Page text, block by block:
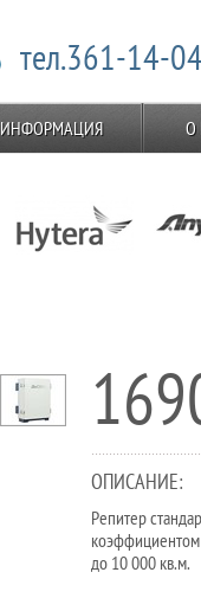
тел.361-14-
ИНФОРМАЦИЯ О
ОПИСАНИЕ:
Репитер
до 10 000 кв.м.